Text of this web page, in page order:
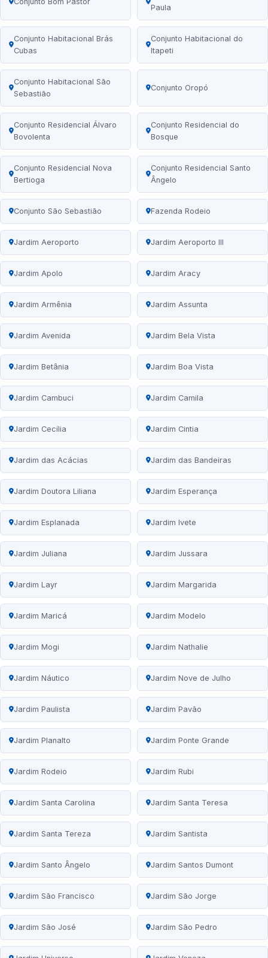
Paula
Conjunto Habitacional Brás
Cubas
Conjunto Habitacional do
Itapeti
Conjunto Habitacional São
Sebastião
Conjunto Oropó
Conjunto Residencial Álvaro
Bovolenta
Conjunto Residencial do
Bosque
Conjunto Residencial Nova
Bertioga
Conjunto Residencial Santo
Ângelo
Conjunto São Sebastião Fazenda Rodeio
Jardim Aeroporto Jardim Aeroporto III
Jardim Apolo Jardim Aracy
Jardim Armênia Jardim Assunta
Jardim Avenida Jardim Bela Vista
Jardim Betânia Jardim Boa Vista
Jardim Cambuci Jardim Camila
Jardim Cecília Jardim Cintia
Jardim das Acácias Jardim das Bandeiras
Jardim Doutora Liliana Jardim Esperança
Jardim Esplanada Jardim Ivete
Jardim Juliana Jardim Jussara
Jardim Layr Jardim Margarida
Jardim Maricá Jardim Modelo
Jardim Mogi Jardim Nathalie
Jardim Náutico Jardim Nove de Julho
Jardim Paulista Jardim Pavão
Jardim Planalto Jardim Ponte Grande
Jardim Rodeio Jardim Rubi
Jardim Santa Carolina Jardim Santa Teresa
Jardim Santa Tereza Jardim Santista
Jardim Santo Ângelo Jardim Santos Dumont
Jardim São Francisco Jardim São Jorge
Jardim São José Jardim São Pedro